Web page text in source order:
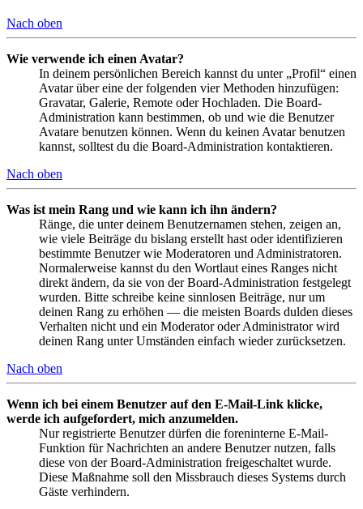
Nach oben
Wie verwende ich einen Avatar?
In deinem persönlichen Bereich kannst du unter „Profil“ einen
Avatar über eine der folgenden vier Methoden hinzufügen:
Gravatar, Galerie, Remote oder Hochladen. Die Board-
Administration kann bestimmen, ob und wie die Benutzer
Avatare benutzen können. Wenn du keinen Avatar benutzen
kannst, solltest du die Board-Administration kontaktieren.
Nach oben
Was ist mein Rang und wie kann ich ihn ändern?
Ränge, die unter deinem Benutzernamen stehen, zeigen an,
wie viele Beiträge du bislang erstellt hast oder identifizieren
bestimmte Benutzer wie Moderatoren und Administratoren.
Normalerweise kannst du den Wortlaut eines Ranges nicht
direkt ändern, da sie von der Board-Administration festgelegt
wurden. Bitte schreibe keine sinnlosen Beiträge, nur um
deinen Rang zu erhöhen — die meisten Boards dulden dieses
Verhalten nicht und ein Moderator oder Administrator wird
deinen Rang unter Umständen einfach wieder zurücksetzen.
Nach oben
Wenn ich bei einem Benutzer auf den E-Mail-Link klicke,
werde ich aufgefordert, mich anzumelden.
Nur registrierte Benutzer dürfen die foreninterne E-Mail-
Funktion für Nachrichten an andere Benutzer nutzen, falls
diese von der Board-Administration freigeschaltet wurde.
Diese Maßnahme soll den Missbrauch dieses Systems durch
Gäste verhindern.